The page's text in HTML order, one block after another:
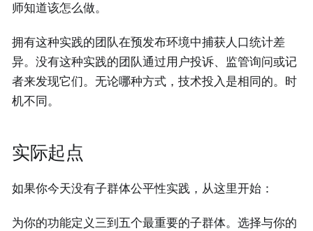
师知道该怎么做。
拥有这种实践的团队在预发布环境中捕获人口统计差
异。没有这种实践的团队通过用户投诉、监管询问或记
者来发现它们。无论哪种方式，技术投入是相同的。时
机不同。
实际起点
如果你今天没有子群体公平性实践，从这里开始：
为你的功能定义三到五个最重要的子群体。选择与你的